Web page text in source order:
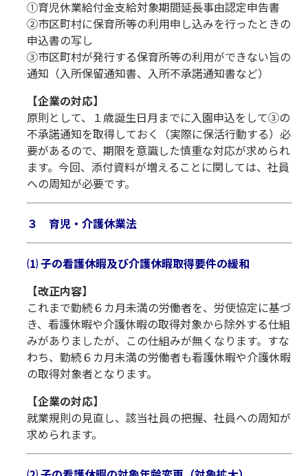
①育児休業給付金支給対象期間延長事由認定申告書
②市区町村に保育所等の利用申し込みを行ったときの
申込書の写し
③市区町村が発行する保育所等の利用ができない旨の
通知（入所保留通知書、入所不承諾通知書など）
【企業の対応】
原則として、１歳誕生日月までに入園申込をして③の
不承諾通知を取得しておく（実際に保活行動する）必
要があるので、期限を意識した慎重な対応が求められ
ます。今回、添付資料が増えることに関しては、社員
への周知が必要です。
３ 育児・介護休業法
⑴ 子の看護休暇及び介護休暇取得要件の緩和
【改正内容】
これまで勤続６カ月未満の労働者を、労使協定に基づ
き、看護休暇や介護休暇の取得対象から除外する仕組
みがありましたが、この仕組みが無くなります。すな
わち、勤続６カ月未満の労働者も看護休暇や介護休暇
の取得対象者となります。
【企業の対応】
就業規則の見直し、該当社員の把握、社員への周知が
求められます。